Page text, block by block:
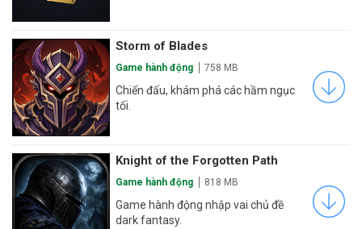
Storm of Blades
Game hành động 758 MB
Chiến đấu, khám phá các hầm ngục
tối.
Knight of the Forgotten Path
Game hành động 818 MB
Game hành động nhập vai chủ đề
dark fantasy.